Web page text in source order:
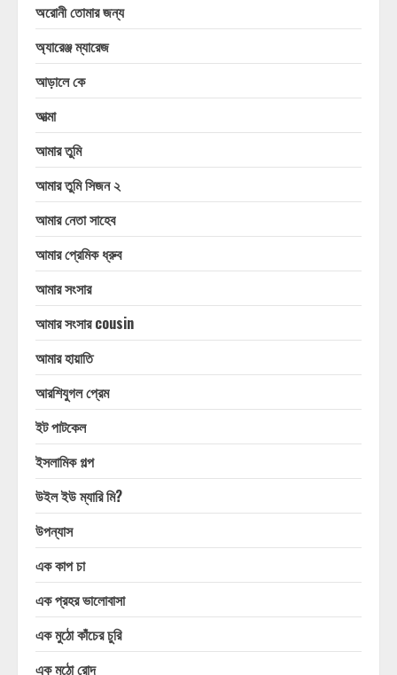
অরোনী তোমার জন্য
অ্যারেঞ্জ ম্যারেজ
আড়ালে কে
আত্মা
আমার তুমি
আমার তুমি সিজন ২
আমার নেতা সাহেব
আমার প্রেমিক ধ্রুব
আমার সংসার
আমার সংসার cousin
আমার হায়াতি
আরশিযুগল প্রেম
ইট পাটকেল
ইসলামিক গল্প
উইল ইউ ম্যারি মি?
উপন্যাস
এক কাপ চা
এক প্রহর ভালোবাসা
এক মুঠো কাঁচের চুরি
এক মুঠো রোদ